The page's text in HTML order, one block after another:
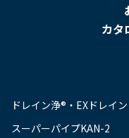
カタ
ドレイン浄®・EXドレイン
スーパーパイプKAN-2